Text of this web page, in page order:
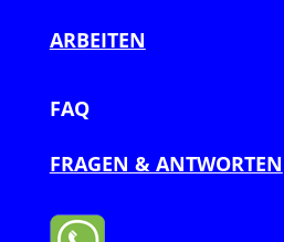
ARBEITEN
FAQ
FRAGEN & ANTWORTEN